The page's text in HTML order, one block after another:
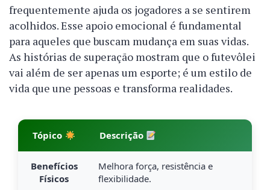
frequentemente ajuda os jogadores a se sentirem
acolhidos. Esse apoio emocional é fundamental
para aqueles que buscam mudança em suas vidas.
As histórias de superação mostram que o futevôlei
vai além de ser apenas um esporte; é um estilo de
vida que une pessoas e transforma realidades.
Tópico Descrição
Benefícios
Físicos
Melhora força, resistência e
flexibilidade.